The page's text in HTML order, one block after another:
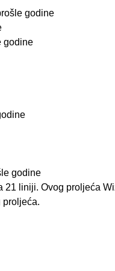
godine
godine
godine
liniji. Ovog proljeća
proljeća.